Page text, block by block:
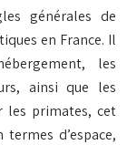
générales de
en France. Il
les
ainsi que les
les primates, cet
d’espace,